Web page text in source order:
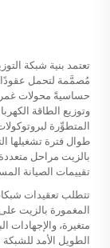
تعتمد بنية شبكة
مُصمَّمة لتحمل عقودًا
حساسيةً محولات
وتوزيع الطاقة
المتطوِّرة
طوال فترة تشغيلها
بالزيت مراحل
تقييمات الصيانة
تتطلب تعقيدات
المغمورة بالزيت
متغيرة، والإجهادات
الطويل الأمد